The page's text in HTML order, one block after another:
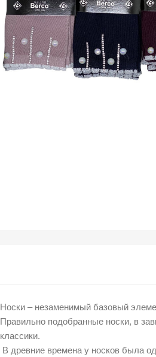
Носки – незаменимый базовый
Правильно подобранные носки, в
классики.
В древние времена у носков была